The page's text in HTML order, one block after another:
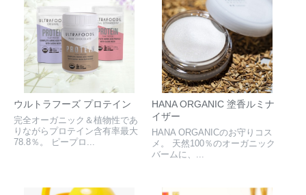
ウルトラフーズ プロテイン
完全オーガニック＆植物性であ
りながらプロテイン含有率最大
78.8％。 ピープロ...
HANA ORGANIC 塗香ルミナ
イザー
HANA ORGANICのお守りコス
メ。 天然100％のオーガニック
バームに、...